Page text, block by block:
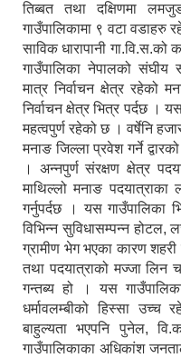
तिब्बत तथा दक्षिणमा
गाउँपालिकामा ९ वटा
साविक धारापानी गा.वि.स.को
गाउँपालिका नेपालको संघीय
मात्र निर्वाचन क्षेत्र रहेको
निर्वाचन क्षेत्र भित्र पर्दछ ।
महत्वपुर्ण रहेको छ । वर्षेनि
मनाङ जिल्ला प्रवेश गर्ने
। अन्नपुर्ण संरक्षण क्षेत्र
माथिल्लो मनाङ पदयात्राका
गर्नुपर्दछ । यस गाउँपालिका
विभिन्न सुविधासम्पन्न
ग्रामीण भेग भएका कारण शहरी
तथा पदयात्राको मज्जा लिन
गन्तब्य हो । यस
धर्मावलम्बीको हिस्सा
बाहुल्यता भएपनि पुनेल,
गाउँपालिकाका अधिकांश